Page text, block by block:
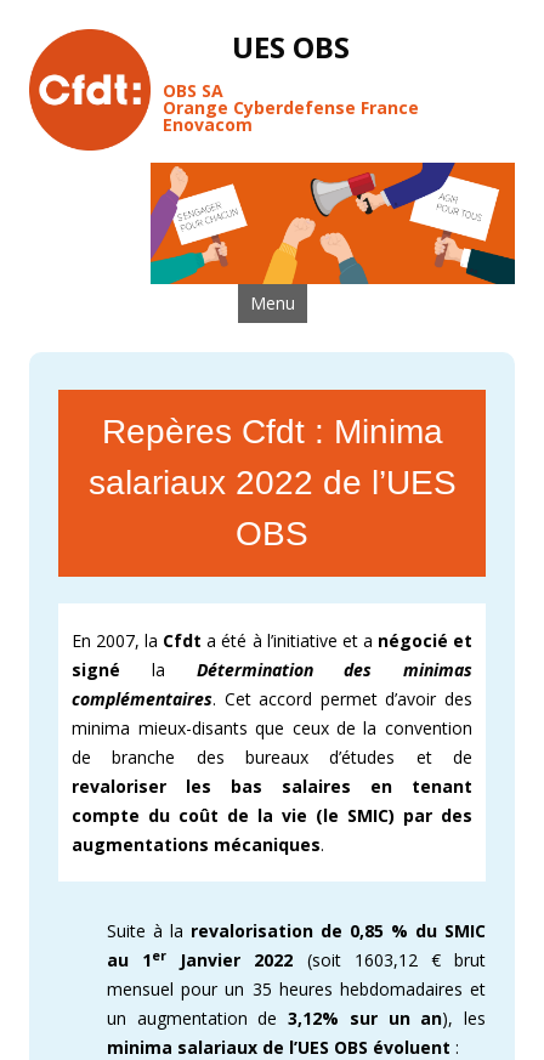
UES OBS
OBS SA
Orange Cyberdefense France
Enovacom
Menu Aller au contenu
Repères Cfdt : Minima
salariaux 2022 de l’UES
OBS
En 2007, la Cfdt a été à l’initiative et a négocié et
signé la Détermination des minimas
complémentaires. Cet accord permet d’avoir des
minima mieux-disants que ceux de la convention
de branche des bureaux d’études et de
revaloriser les bas salaires en tenant
compte du coût de la vie (le SMIC) par des
augmentations mécaniques.
Suite à la revalorisation de 0,85 % du SMIC
au 1er Janvier 2022 (soit 1603,12 € brut
mensuel pour un 35 heures hebdomadaires et
un augmentation de3,12% sur un an), les
minima salariaux de l’UES OBS évoluent :